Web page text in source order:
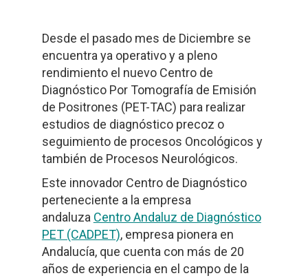
Desde el pasado mes de Diciembre se
encuentra ya operativo y a pleno
rendimiento el nuevo Centro de
Diagnóstico Por Tomografía de Emisión
de Positrones (PET-TAC) para realizar
estudios de diagnóstico precoz o
seguimiento de procesos Oncológicos y
también de Procesos Neurológicos.
Este innovador Centro de Diagnóstico
perteneciente a la empresa
andaluza Centro Andaluz de Diagnóstico
PET (CADPET), empresa pionera en
Andalucía, que cuenta con más de 20
años de experiencia en el campo de la